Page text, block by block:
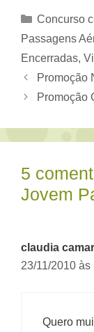
Categorias
Concurso
Passagens
Encerradas,
Promoção
Promoção
5
Jovem
claudia
23/11/2010 às
Quero